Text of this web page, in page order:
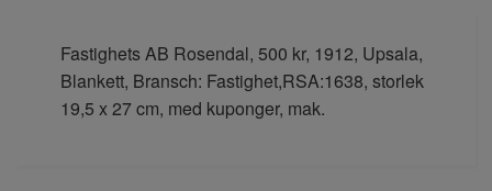
Fastighets AB Rosendal, 500 kr, 1912, Upsala,
Blankett, Bransch: Fastighet,RSA:1638, storlek
19,5 x 27 cm, med kuponger, mak.